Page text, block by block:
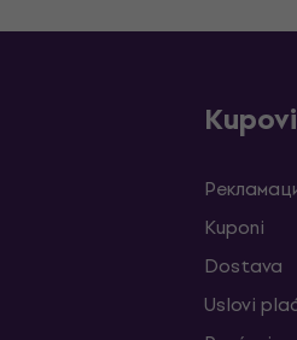
Kuponi
Dostava
Uslovi